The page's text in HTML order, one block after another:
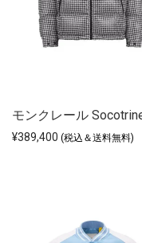
モンクレール
¥389,400 (税込＆送料無料)